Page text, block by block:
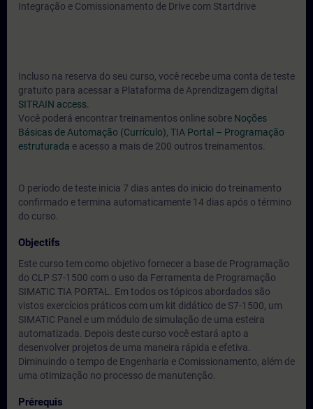
Integração e Comissionamento de Drive com Startdrive
Incluso na reserva do seu curso, você recebe uma conta de teste
gratuito para acessar a Plataforma de Aprendizagem digital
SITRAIN access.
Você poderá encontrar treinamentos online sobre Noções
Básicas de Automação (Currículo), TIA Portal – Programação
estruturada e acesso a mais de 200 outros treinamentos.
O período de teste inicia 7 dias antes do inicio do treinamento
confirmado e termina automaticamente 14 dias após o término
do curso.
Objectifs
Este curso tem como objetivo fornecer a base de Programação
do CLP S7-1500 com o uso da Ferramenta de Programação
SIMATIC TIA PORTAL. Em todos os tópicos abordados são
vistos exercícios práticos com um kit didático de S7-1500, um
SIMATIC Panel e um módulo de simulação de uma esteira
automatizada. Depois deste curso você estará apto a
desenvolver projetos de uma maneira rápida e efetiva.
Diminuindo o tempo de Engenharia e Comissionamento, além de
uma otimização no processo de manutenção.
Prérequis